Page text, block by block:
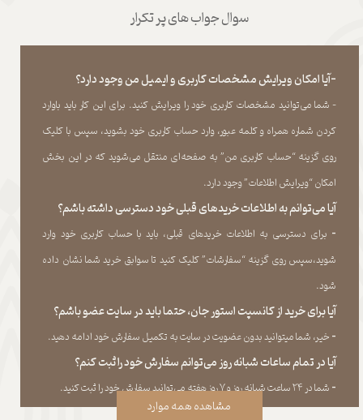
سوال جواب های پر تکرار
-آیا امکان ویرایش مشخصات کاربری و ایمیل من وجود دارد؟
- شما می‏‌توانید مشخصات کاربری خود را ویرایش کنید. برای این کار باید باوارد
کردن شماره همراه و کلمه عبور، وارد حساب کاربری خود بشوید، سپس با کلیک
روی گزینه “حساب کاربری من” به صفحه‏‌ای منتقل می‏‌شوید که در این بخش
امکان “ویرایش اطلاعات” وجود دارد.​​​​​​​
آیا می‌‏توانم به اطلاعات خریدهای قبلی خود دسترسی داشته باشم؟
​​​​​​​- برای دسترسی به اطلاعات خریدهای قبلی، باید با حساب کاربری خود وارد
شوید،سپس روی گزینه “سفارشات” کلیک کنید تا سوابق خرید شما نشان داده
‏شود.​​​​​​​
آیا برای خرید از کانسپت استور جان، حتما باید در سایت عضو باشم؟
​​​​​​​- خیر، شما میتوانید بدون عضویت در سایت به تکمیل سفارش خود ادامه دهید.​​​​​​​
آیا در تمام ساعات شبانه روز می‌توانم سفارش خود را ثبت کنم؟
​​​​​​​​​​​​​​- شما در ۲۴ ساعت شبانه روز و ۷ روز هفته می‌‏توانید سفارش خود را ثبت کنید.
مشاهده همه موارد